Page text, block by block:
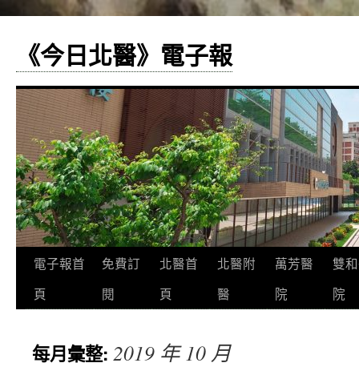
《今日北醫》電子報
跳
至
要
電子報首
頁
免費訂
閱
北醫首
頁
北醫附
醫
萬芳醫
院
雙
院
每月彙整: 2019 年 10 月